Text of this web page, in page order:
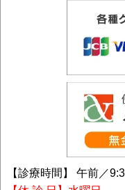
【診療時間】 午前／